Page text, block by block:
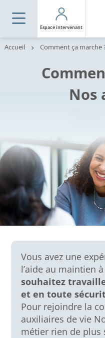
Espace intervenant
Accueil Comment ça marche
Nos
Vous avez une
l’aide au maintien
souhaitez
et en toute
Pour rejoindre la
auxiliaires de vie
métier rien de plus